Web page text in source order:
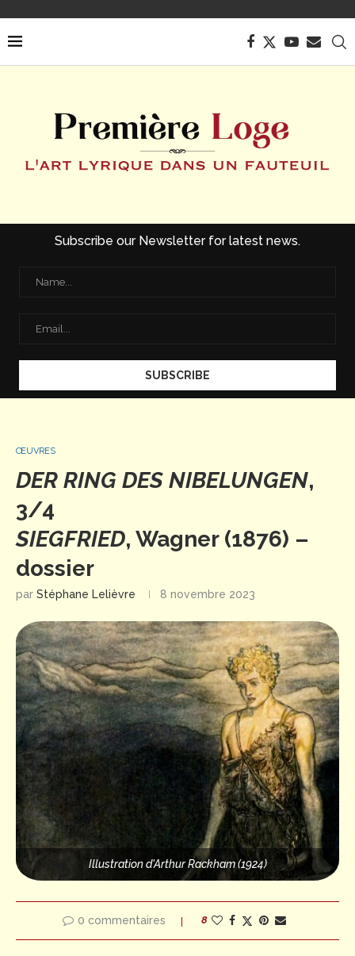
Subscribe our Newsletter for latest news.
ŒUVRES
DER RING DES NIBELUNGEN,
3/4
SIEGFRIED, Wagner (1876) –
dossier
par Stéphane Lelièvre 8 novembre 2023
Illustration d'Arthur Rackham (1924)
0 commentaires 8